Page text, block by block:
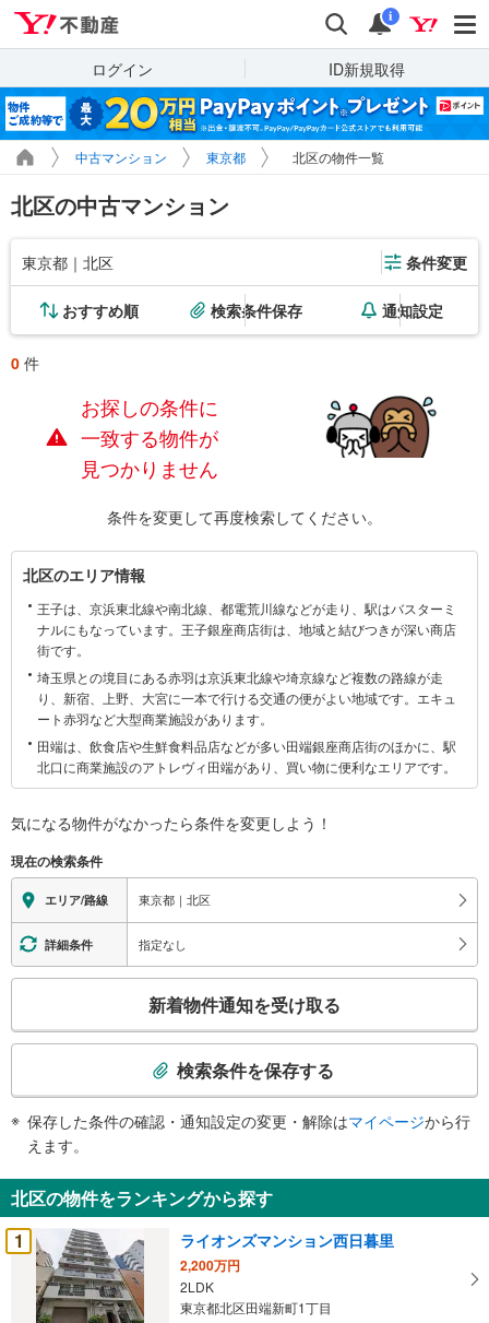
検索 通知
i
ログイン ID新規取得
中古マンション 東京都 北区の物件一覧
北区の中古マンション
東京都｜北区 条件変更
おすすめ順 検索条件保存 通知設定
0 件
お探しの条件に
一致する物件が
見つかりません
条件を変更して再度検索してください。
北
区
に
関
す
る
北区のエリア情報
王子は、京浜東北線や南北線、都電荒川線などが走り、駅はバスターミ
ナルにもなっています。王子銀座商店街は、地域と結びつきが深い商店
街です。
埼玉県との境目にある赤羽は京浜東北線や埼京線など複数の路線が走
り、新宿、上野、大宮に一本で行ける交通の便がよい地域です。エキュ
ート赤羽など大型商業施設があります。
田端は、飲食店や生鮮食料品店などが多い田端銀座商店街のほかに、駅
北口に商業施設のアトレヴィ田端があり、買い物に便利なエリアです。
気になる物件がなかったら条件を変更しよう！
現在の検索条件
エリア/路線 東京都｜北区
詳細条件 指定なし
検
知
を
受
け
新着物件通知を受け取る
検索条件を保存する
保存した条件の確認・通知設定の変更・解除はマイページから行
えます。
北区の物件をランキングから探す
1
ライオンズマンション西日暮里
2,200万円
2LDK
東京都北区田端新町1丁目